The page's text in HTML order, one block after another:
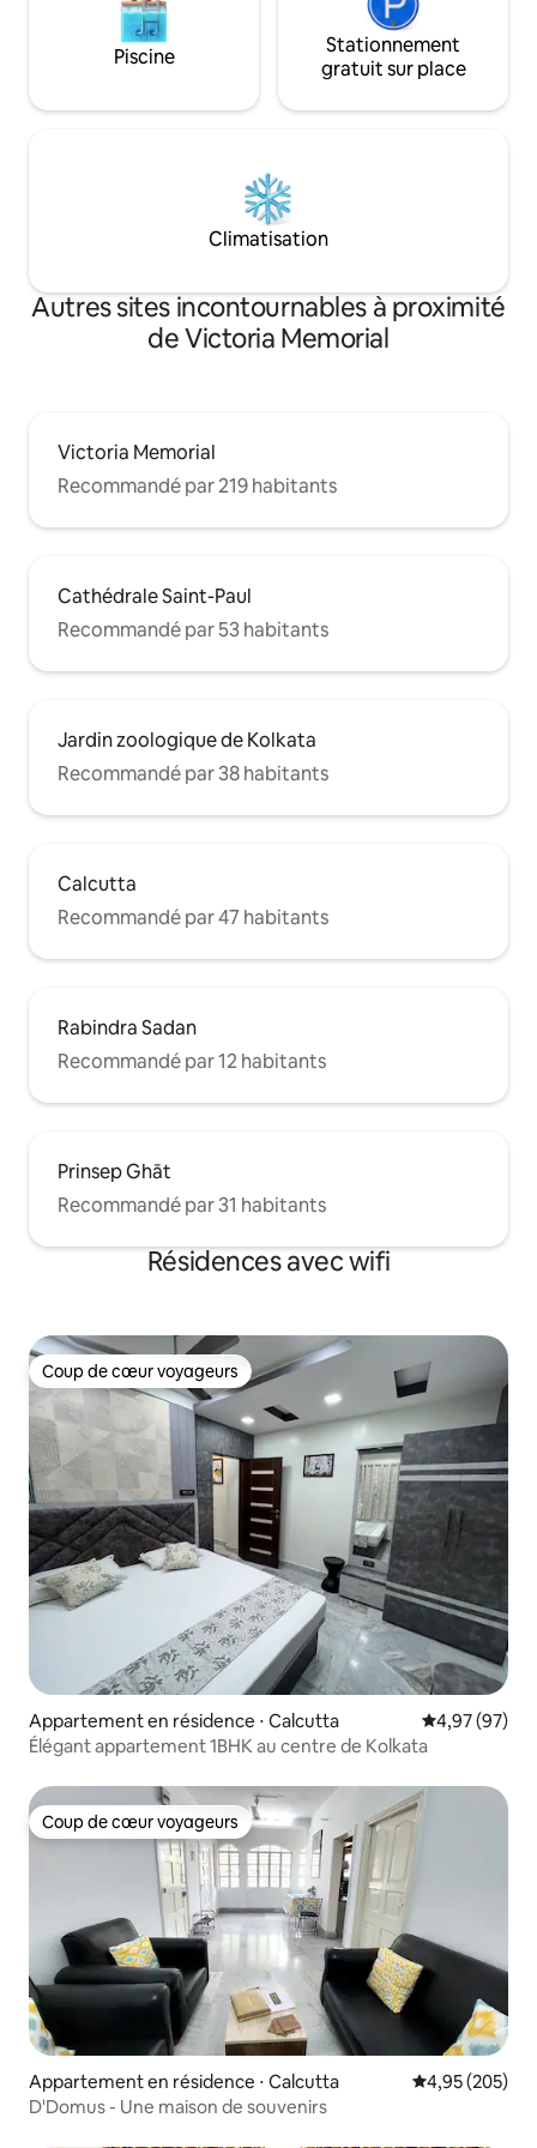
Piscine
Stationnement
gratuit sur place
Climatisation
Autres sites incontournables à proximité
de Victoria Memorial
Victoria Memorial
Recommandé par 219 habitants
Cathédrale Saint-Paul
Recommandé par 53 habitants
Jardin zoologique de Kolkata
Recommandé par 38 habitants
Calcutta
Recommandé par 47 habitants
Rabindra Sadan
Recommandé par 12 habitants
Prinsep Ghāt
Recommandé par 31 habitants
Résidences avec wifi
Coup de cœur voyageurs
Coup de cœur voyageurs
Appartement en résidence ⋅ Calcutta Évaluation
4,97 (97)
Élégant appartement 1BHK au centre de Kolkata
Coup de cœur voyageurs
Coup de cœur voyageurs
Appartement en résidence ⋅ Calcutta Évaluation
4,95 (205)
D'Domus - Une maison de souvenirs